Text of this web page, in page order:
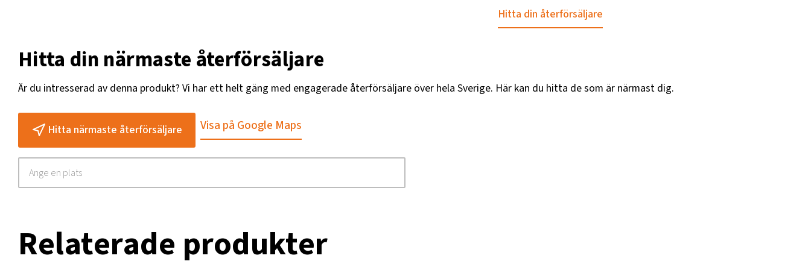
Hitta din återförsäljare
Hitta din närmaste återförsäljare
Är du intresserad av denna produkt? Vi har ett helt gäng med engagerade återförsäljare över hela Sverige. Här kan du hitta de som är närmast dig.
Hitta närmaste återförsäljare Visa på Google Maps
Relaterade produkter